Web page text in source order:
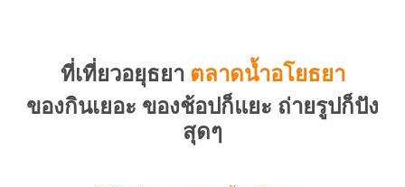
ที่เที่ยวอยุธยา ตลาดน้ำอโยธยา
ของกินเยอะ ของช้อปก็แยะ ถ่ายรูปก็ปัง
สุดๆ